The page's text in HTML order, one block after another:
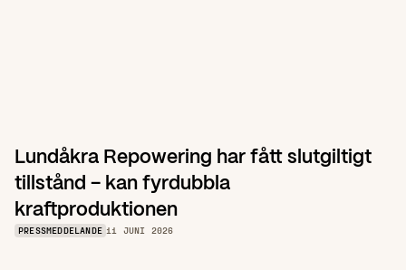
Lundåkra Repowering har fått slutgiltigt
tillstånd – kan fyrdubbla
kraftproduktionen
PRESSMEDDELANDE 11 JUNI 2026